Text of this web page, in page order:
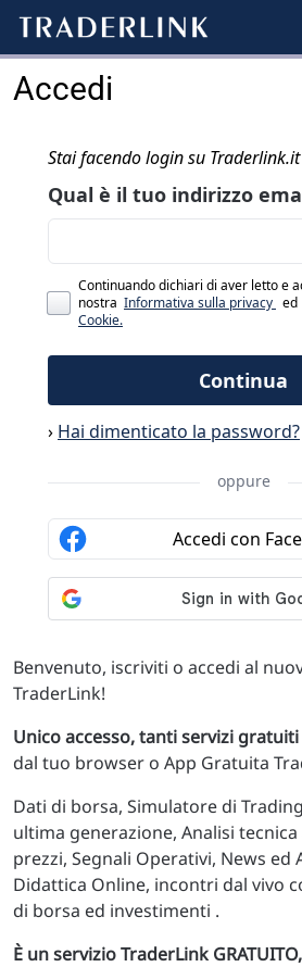
Accedi
Benvenuto, iscriviti o accedi al
TraderLink!
Unico accesso, tanti servizi
dal tuo browser o App Gratuita
Dati di borsa, Simulatore di
ultima generazione, Analisi
prezzi, Segnali Operativi, News ed
Didattica Online, incontri dal vivo
di borsa ed investimenti .
È un servizio TraderLink